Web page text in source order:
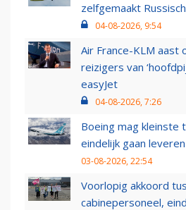
zelfgemaakt
04-08-2026, 9:54
Air France-KLM aast
reizigers van
easyJet
04-08-2026, 7:26
Boeing mag kleinste
eindelijk gaan leveren
03-08-2026, 22:54
Voorlopig akkoord
cabinepersoneel,